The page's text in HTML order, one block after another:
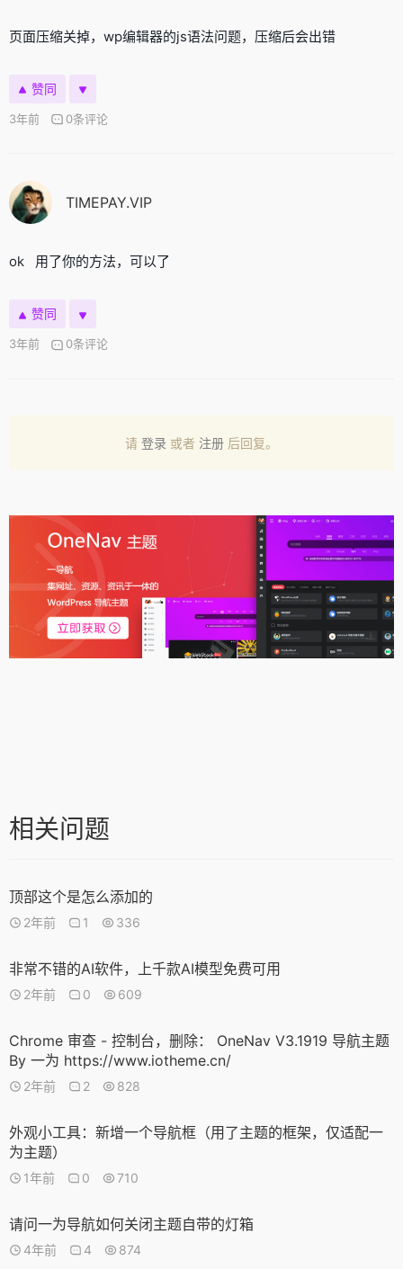
页面压缩关掉，wp编辑器的js语法问题，压缩后会出错
赞同
3年前 0条评论
TIMEPAY.VIP
ok 用了你的方法，可以了
赞同
3年前 0条评论
请 登录 或者 注册 后回复。
相关问题
顶部这个是怎么添加的
2年前 1 336
非常不错的AI软件，上千款AI模型免费可用
2年前 0 609
Chrome 审查 - 控制台，删除： OneNav V3.1919 导航主题
By 一为 https://www.iotheme.cn/
2年前 2 828
外观小工具：新增一个导航框（用了主题的框架，仅适配一
为主题）
1年前 0 710
请问一为导航如何关闭主题自带的灯箱
4年前 4 874